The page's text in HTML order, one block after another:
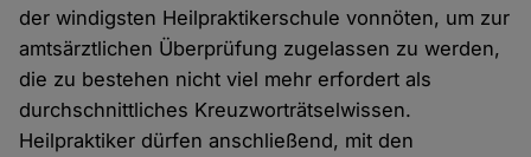
der windigsten Heilpraktikerschule vonnöten, um zur
amtsärztlichen Überprüfung zugelassen zu werden,
die zu bestehen nicht viel mehr erfordert als
durchschnittliches Kreuzworträtselwissen.
Heilpraktiker dürfen anschließend, mit den